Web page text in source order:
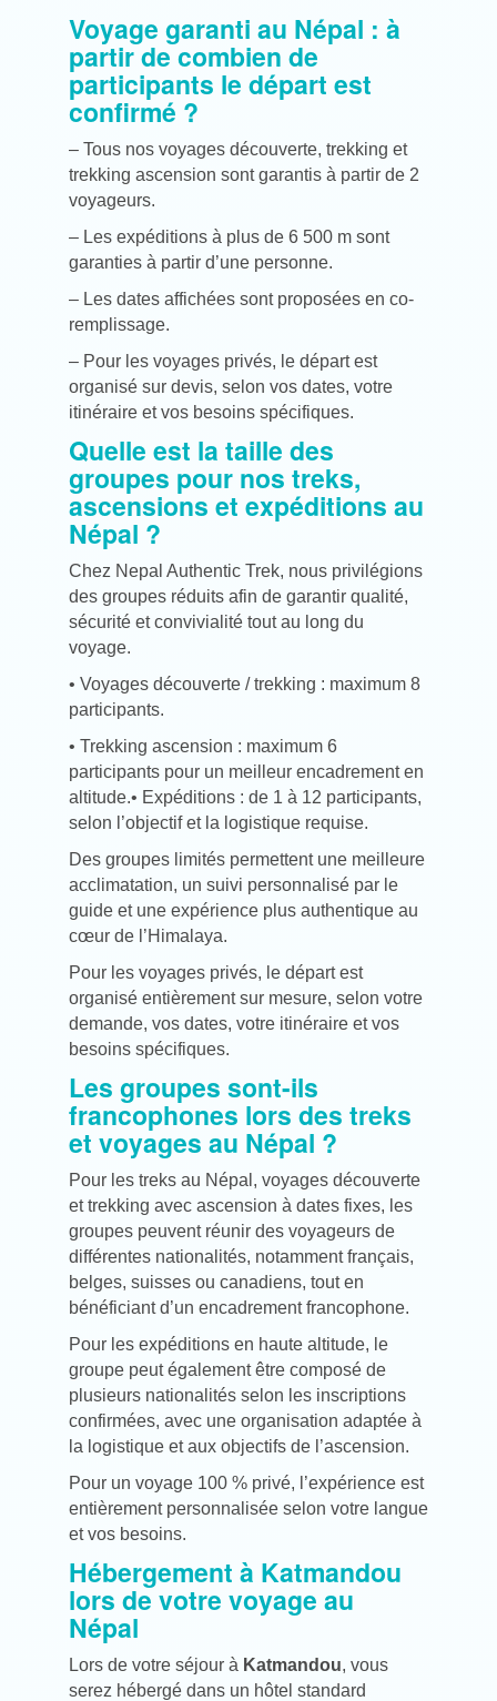
Voyage garanti au Népal : à
partir de combien de
participants le départ est
confirmé ?
– Tous nos voyages découverte, trekking et
trekking ascension sont garantis à partir de 2
voyageurs.
– Les expéditions à plus de 6 500 m sont
garanties à partir d’une personne.
– Les dates affichées sont proposées en co-
remplissage.
– Pour les voyages privés, le départ est
organisé sur devis, selon vos dates, votre
itinéraire et vos besoins spécifiques.
Quelle est la taille des
groupes pour nos treks,
ascensions et expéditions au
Népal ?
Chez Nepal Authentic Trek, nous privilégions
des groupes réduits afin de garantir qualité,
sécurité et convivialité tout au long du
voyage.
• Voyages découverte / trekking : maximum 8
participants.
• Trekking ascension : maximum 6
participants pour un meilleur encadrement en
altitude.• Expéditions : de 1 à 12 participants,
selon l’objectif et la logistique requise.
Des groupes limités permettent une meilleure
acclimatation, un suivi personnalisé par le
guide et une expérience plus authentique au
cœur de l’Himalaya.
Pour les voyages privés, le départ est
organisé entièrement sur mesure, selon votre
demande, vos dates, votre itinéraire et vos
besoins spécifiques.
Les groupes sont-ils
francophones lors des treks
et voyages au Népal ?
Pour les treks au Népal, voyages découverte
et trekking avec ascension à dates fixes, les
groupes peuvent réunir des voyageurs de
différentes nationalités, notamment français,
belges, suisses ou canadiens, tout en
bénéficiant d’un encadrement francophone.
Pour les expéditions en haute altitude, le
groupe peut également être composé de
plusieurs nationalités selon les inscriptions
confirmées, avec une organisation adaptée à
la logistique et aux objectifs de l’ascension.
Pour un voyage 100 % privé, l’expérience est
entièrement personnalisée selon votre langue
et vos besoins.
Hébergement à Katmandou
lors de votre voyage au
Népal
Lors de votre séjour à Katmandou, vous
serez hébergé dans un hôtel standard